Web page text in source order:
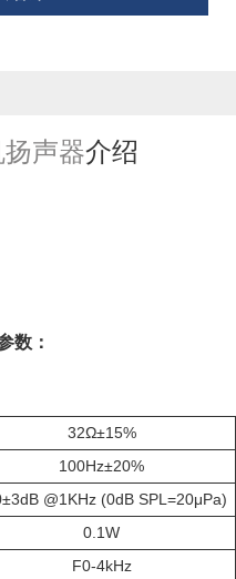
声器介绍
数：
32Ω±15%
100Hz±20%
@1KHz (0dB SPL=20μPa)
0.1W
F0-4kHz